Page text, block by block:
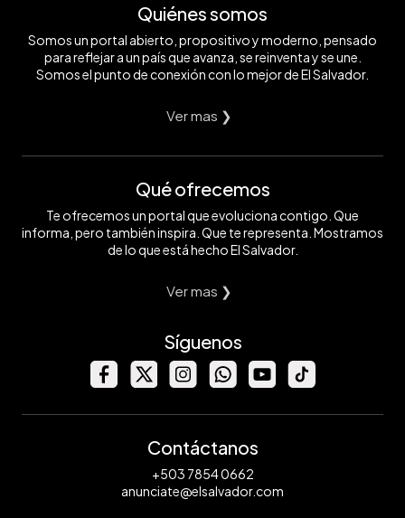
Quiénes somos
Somos un portal abierto, propositivo y moderno, pensado
para reflejar a un país que avanza, se reinventa y se une.
Somos el punto de conexión con lo mejor de El Salvador.
Ver mas ❯
Qué ofrecemos
Te ofrecemos un portal que evoluciona contigo. Que
informa, pero también inspira. Que te representa. Mostramos
de lo que está hecho El Salvador.
Ver mas ❯
Síguenos
Contáctanos
+503 7854 0662
anunciate@elsalvador.com